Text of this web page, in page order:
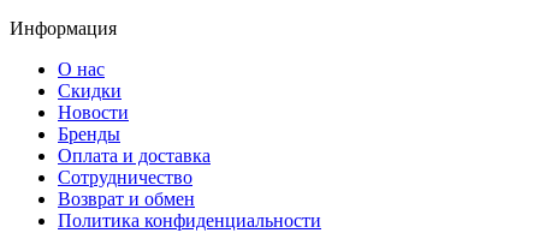
Информация
О нас
Скидки
Новости
Бренды
Оплата и доставка
Сотрудничество
Возврат и обмен
Политика конфиденциальности